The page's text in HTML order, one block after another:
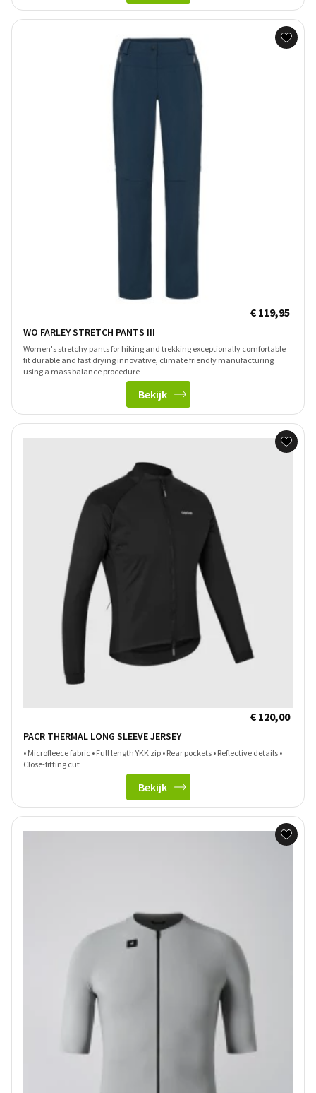
€ 119,95
WO FARLEY STRETCH PANTS III
Women's stretchy pants for hiking and trekking exceptionally comfortable
fit durable and fast drying innovative, climate friendly manufacturing
using a mass balance procedure
Bekijk
€ 120,00
PACR THERMAL LONG SLEEVE JERSEY
• Microfleece fabric • Full length YKK zip • Rear pockets • Reflective details •
Close-fitting cut
Bekijk